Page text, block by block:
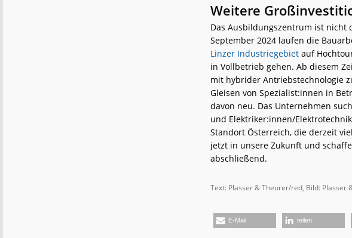
Weitere
Das Ausbildungszentrum ist nicht
September 2024 laufen die
Linzer Industriegebiet auf
in Vollbetrieb gehen. Ab diesem
mit hybrider Antriebstechnologie
Gleisen von Spezialist:innen in
davon neu. Das Unternehmen
und Elektriker:innen/
Standort Österreich, die derzeit
jetzt in unsere Zukunft und
abschließend.
Text: Plasser & Theurer/red, Bild: Plasser
E-Mail teilen